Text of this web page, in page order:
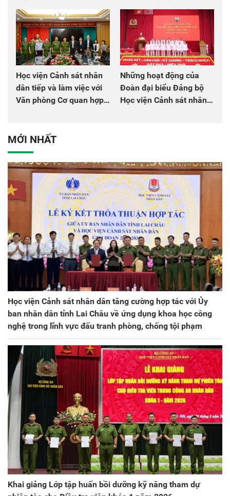
Học viện Cảnh sát nhân
dân tiếp và làm việc với
Văn phòng Cơ quan hợp
Những hoạt động của
Đoàn đại biểu Đảng bộ
Học viện Cảnh sát nhân
MỚI NHẤT
Học viện Cảnh sát nhân dân tăng cường hợp tác với Ủy
ban nhân dân tỉnh Lai Châu về ứng dụng khoa học công
nghệ trong lĩnh vực đấu tranh phòng, chống tội phạm
Khai giảng Lớp tập huấn bồi dưỡng kỹ năng tham dự